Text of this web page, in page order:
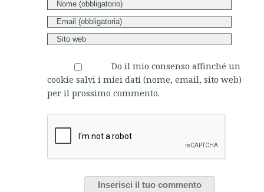
Do il mio consenso affinché un
cookie salvi i miei dati (nome, email, sito web)
per il prossimo commento.